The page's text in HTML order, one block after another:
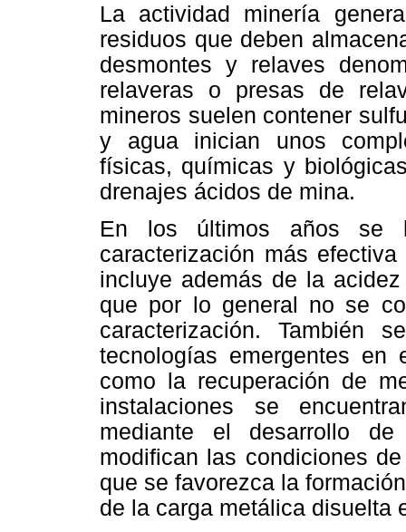
La actividad minería
residuos que deben
desmontes y relaves
relaveras o presas de
mineros suelen contener
y agua inician unos
físicas, químicas y
drenajes ácidos de mina.
En los últimos años se
caracterización más
incluye además de la
que por lo general no se
caracterización. También
tecnologías emergentes en
como la recuperación de
instalaciones se
mediante el desarrollo
modifican las condiciones
que se favorezca la
de la carga metálica disuelta